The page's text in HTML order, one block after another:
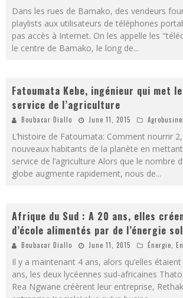
Dans les rues de Bamako, des vendeurs
playlists aux utilisateurs de téléphones
pas accès à Internet. On les appelle les
le centre de Bamako, le long de...
Fatoumata Kebe, ingénieur qui met
service de l’agriculture
Boubacar Diallo June 11, 2015
L’histoire de Fatoumata: Comment nourrir
nouveaux habitants de la planète en
service de l’agriculture Alors que le nombre
globe augmente rapidement, nous de...
Afrique du Sud : A 20 ans, elles
d’école alimentés par de l’énergie
Boubacar Diallo June 11, 2015 Énergie
Il y a maintenant 4 ans, alors qu’elles
ans, les deux lycéennes sud-africaines
Rea Ngwane créèrent leur entreprise,